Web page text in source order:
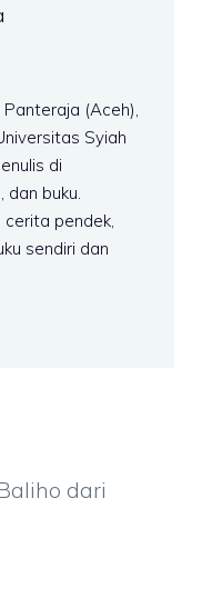
Panteraja (Aceh),
Syiah
di
dan buku.
cerita pendek,
sendiri dan
dari